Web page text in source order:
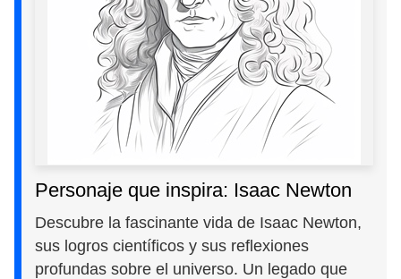
Personaje que inspira: Isaac Newton
Descubre la fascinante vida de Isaac Newton,
sus logros científicos y sus reflexiones
profundas sobre el universo. Un legado que